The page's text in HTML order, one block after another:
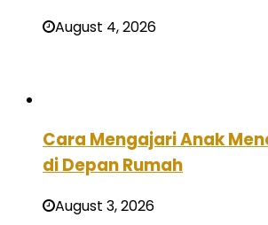
August 4, 2026
Cara Mengajari Anak
di Depan Rumah
August 3, 2026